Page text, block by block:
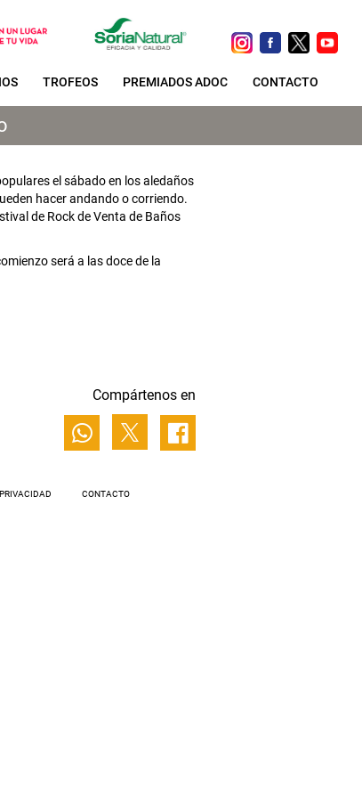
TROFEOS PREMIADOS ADOC CONTACTO
el sábado en los aledaños
hacer andando o corriendo.
de Rock de Venta de Baños
será a las doce de la
Compártenos en
CONTACTO